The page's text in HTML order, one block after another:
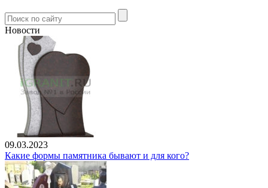
Новости
09.03.2023
Какие формы памятника бывают и для кого?